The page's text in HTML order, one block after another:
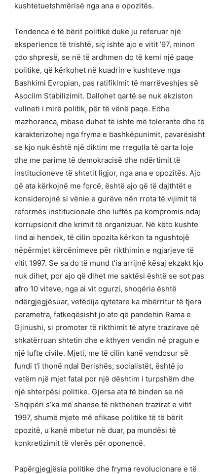
kushtetuetshmërisë nga ana e opozitës.
Tendenca e të bërit politikë duke ju referuar një
eksperience të trishtë, siç ishte ajo e vitit ’97, minon
çdo shpresë, se në të ardhmen do të kemi një paqe
politike, që kërkohet në kuadrin e kushteve nga
Bashkimi Evropian, pas ratifikimit të marrëveshjes së
Asociim Stabilizimit. Dallohet qartë se nuk ekziston
vullneti i mirë politik, për të vënë paqe. Edhe
mazhoranca, mbase duhet të ishte më tolerante dhe të
karakterizohej nga fryma e bashkëpunimit, pavarësisht
se kjo nuk është një diktim me rregulla të qarta loje
dhe me parime të demokracisë dhe ndërtimit të
institucioneve të shtetit ligjor, nga ana e opozitës. Ajo
që ata kërkojnë me forcë, është ajo që të dajthtët e
konsiderojnë si vënie e gurëve nën rrota të vijimit të
reformës institucionale dhe luftës pa kompromis ndaj
korrupsionit dhe krimit të organizuar. Në këto kushte
lind ai hendek, të cilin opozita kërkon ta ngushtojë
nëpërmjet kërcënimeve për rikthimin e ngjarjeve të
vitit 1997. Se sa do të mund t’ia arrijnë kësaj ekzakt kjo
nuk dihet, por ajo që dihet me saktësi është se sot pas
afro 10 viteve, nga ai vit ogurzi, shoqëria është
ndërgjegjësuar, vetëdija qytetare ka mbërritur të tjera
parametra, fatkeqësisht jo ato që pandehin Rama e
Gjinushi, si promoter të rikthimit të atyre trazirave që
shkatërruan shtetin dhe e kthyen vendin në pragun e
një lufte civile. Mjeti, me të cilin kanë vendosur së
fundi t’i thonë ndal Berishës, socialistët, është jo
vetëm një mjet fatal por një dështim i turpshëm dhe
një shterpësi politike. Gjersa ata të binden se në
Shqipëri s’ka më shanse të rikthehen trazirat e vitit
1997, shumë mjete më efikase politike të të bërit
opozitë, u kanë mbetur në duar, pa mundësi të
konkretizimit të vlerës për oponencë.
Papërgjegjësia politike dhe fryma revolucionare e të